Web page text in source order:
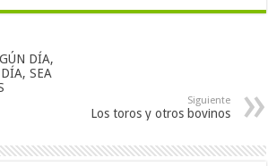
DÍA,
SEA
Siguiente
Los toros y otros bovinos